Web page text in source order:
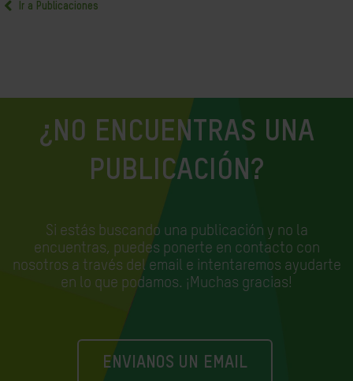
Ir a Publicaciones
¿NO ENCUENTRAS UNA
PUBLICACIÓN?
Si estás buscando una publicación y no la
encuentras, puedes ponerte en contacto con
nosotros a través del email e intentaremos ayudarte
en lo que podamos. ¡Muchas gracias!
ENVIANOS UN EMAIL